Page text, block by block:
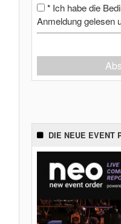
* Ich habe die
Anmeldung gelesen
DIE NEUE EVENT